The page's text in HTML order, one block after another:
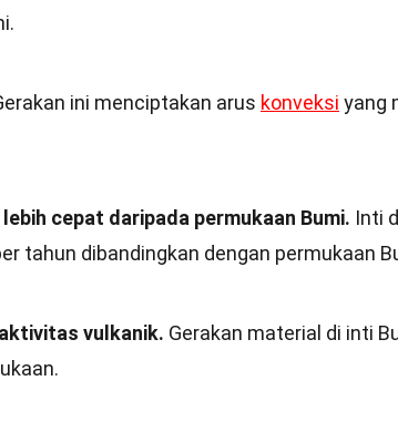
ini menciptakan arus konveksi yang
cepat daripada permukaan Bumi. Inti
tahun dibandingkan dengan permukaan
vulkanik. Gerakan material di inti